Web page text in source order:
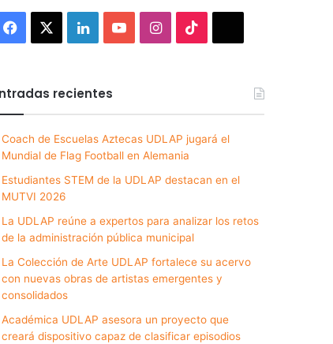
Facebook LinkedInYouTubeInstagram
recientes
Coach de Escuelas Aztecas UDLAP jugará el
Mundial de Flag Football en Alemania
Estudiantes STEM de la UDLAP destacan en el
MUTVI 2026
La UDLAP reúne a expertos para analizar los retos
de la administración pública municipal
La Colección de Arte UDLAP fortalece su acervo
con nuevas obras de artistas emergentes y
consolidados
Académica UDLAP asesora un proyecto que
creará dispositivo capaz de clasificar episodios